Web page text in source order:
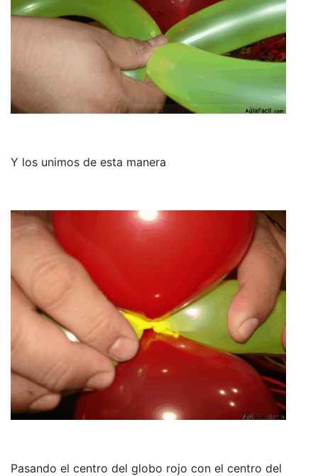
Y los unimos de esta manera
Pasando el centro del globo rojo con el centro del